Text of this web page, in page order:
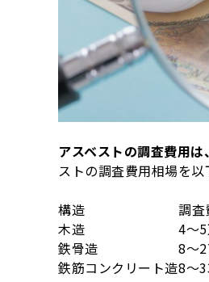
アスベストの調査費用
ストの調査費用相場を
構造
調査
木造
4〜
鉄骨造
8〜
鉄筋コンクリート造8〜